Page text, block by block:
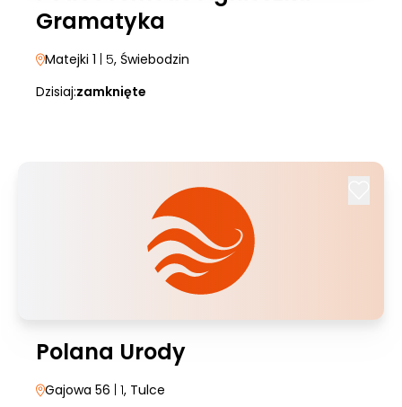
Gramatyka
Matejki 1 | 5, Świebodzin
Dzisiaj:zamknięte
Polana Urody
Gajowa 56 | 1, Tulce